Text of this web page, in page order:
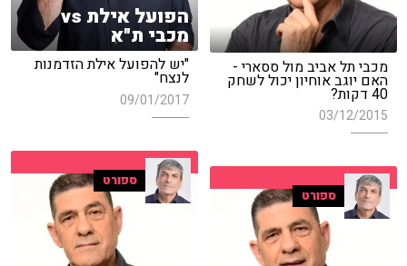
הפועל אילת vs
מכבי ת"א
"יש להפועל אילת הזדמנות
לנצח"
09/01/2017
מכבי תל אביב מול ססארי -
האם יוגב אוחיון יכול לשחק
40 דקות?
03/12/2015
ספורט
ספורט